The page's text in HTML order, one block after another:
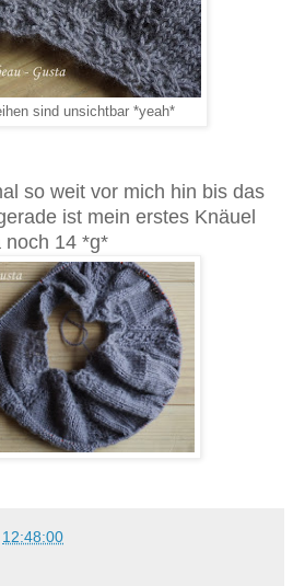
sind unsichtbar *yeah*
so weit vor mich hin bis das
ist mein erstes Knäuel
noch 14 *g*
12:48:00